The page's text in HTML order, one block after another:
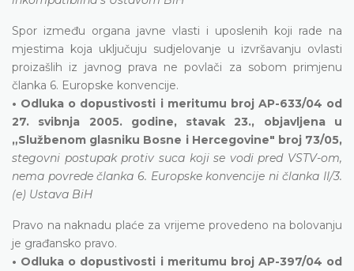
Spor između organa javne vlasti i uposlenih koji rade na
mjestima koja uključuju sudjelovanje u izvršavanju ovlasti
proizašlih iz javnog prava ne povlači za sobom primjenu
članka 6. Europske konvencije.
• Odluka o dopustivosti i meritumu broj AP-633/04 od
27. svibnja 2005. godine, stavak 23., objavljena u
„Službenom glasniku Bosne i Hercegovine" broj 73/05,
stegovni postupak protiv suca koji se vodi pred VSTV-om,
nema povrede članka 6. Europske konvencije ni članka II/3.
(e) Ustava BiH
Pravo na naknadu plaće za vrijeme provedeno na bolovanju
je građansko pravo.
• Odluka o dopustivosti i meritumu broj AP-397/04 od